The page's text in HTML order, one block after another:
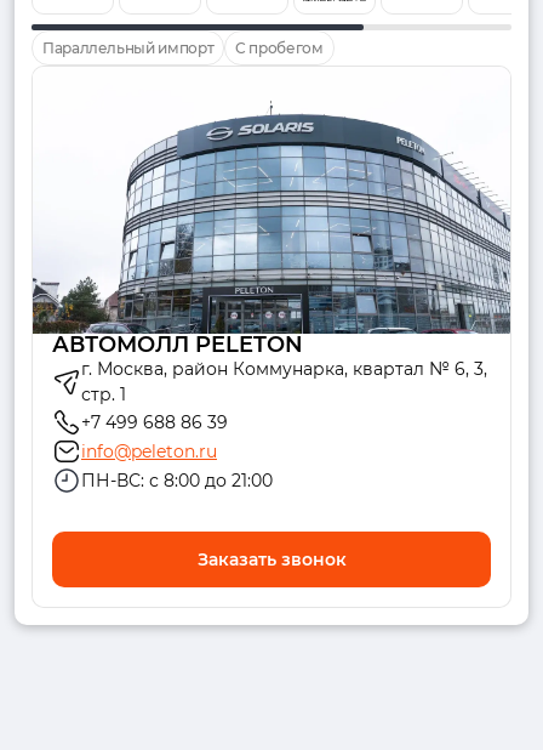
Параллельный импорт С пробегом
АВТОМОЛЛ PELETON
г. Москва, район Коммунарка, квартал № 6, 3,
стр. 1
+7 499 688 86 39
info@peleton.ru
ПН-ВС: с 8:00 до 21:00
Заказать звонок